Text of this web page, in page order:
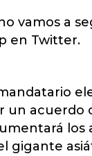
vamos a
en Twitter.
un acuerdo
los
gigante